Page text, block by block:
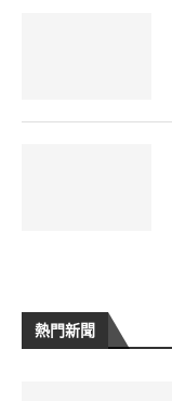
熱門新聞